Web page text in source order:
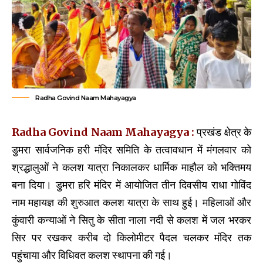
Radha Govind Naam Mahayagya
Radha Govind Naam Mahayagya :प्रखंड क्षेत्र के
डुमरा सार्वजनिक हरी मंदिर समिति के तत्वावधान में मंगलवार को
श्रद्धालुओं ने कलश यात्रा निकालकर धार्मिक माहौल को भक्तिमय
बना दिया। डुमरा हरि मंदिर में आयोजित तीन दिवसीय राधा गोविंद
नाम महायज्ञ की शुरुआत कलश यात्रा के साथ हुई। महिलाओं और
कुंवारी कन्याओं ने सितु के सीता नाला नदी से कलश में जल भरकर
सिर पर रखकर करीब दो किलोमीटर पैदल चलकर मंदिर तक
पहुंचाया और विधिवत कलश स्थापना की गई।